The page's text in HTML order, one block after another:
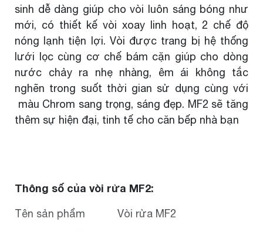
sinh dễ dàng giúp cho vòi luôn sáng bóng như
mới, có thiết kế vòi xoay linh hoạt, 2 chế độ
nóng lạnh tiện lợi. Vòi được trang bị hệ thống
lưới lọc cùng cơ chế bám cặn giúp cho dòng
nước chảy ra nhẹ nhàng, êm ái không tắc
nghẽn trong suốt thời gian sử dụng cùng với
màu Chrom sang trọng, sáng đẹp. MF2 sẽ tăng
thêm sự hiện đại, tinh tế cho căn bếp nhà bạn
Thông số của vòi rửa MF2:
Tên sản phẩm Vòi rửa MF2